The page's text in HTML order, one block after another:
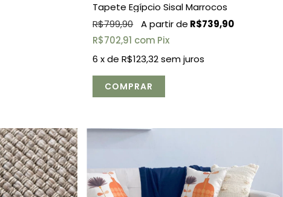
Tapete Egípcio Sisal Marrocos
R$799,90
R$739,90
R$702,91 com Pix
6 x deR$123,32 sem juros
COMPRAR